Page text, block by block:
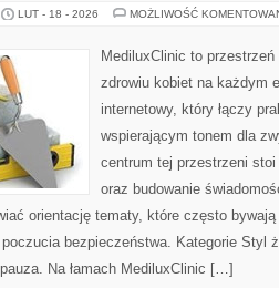
LUT - 18 - 2026 MOŻLIWOŚĆ
MediluxClinic to
zdrowiu kobiet na każdym
internetowy, który łączy
wspierającym tonem dla
centrum tej przestrzeni
oraz budowanie
orientację tematy, które często bywają
bezpieczeństwa. Kategorie Styl
Na łamach MediluxClinic […]